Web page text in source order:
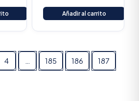
Añadir al carrito
4 185 186 187